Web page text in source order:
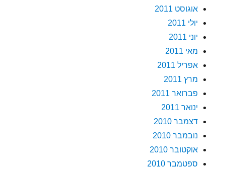
אוגוסט 2011
יולי 2011
יוני 2011
מאי 2011
אפריל 2011
מרץ 2011
פברואר 2011
ינואר 2011
דצמבר 2010
נובמבר 2010
אוקטובר 2010
ספטמבר 2010